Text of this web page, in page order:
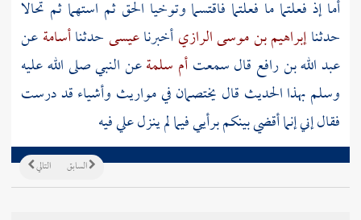
أما إذ فعلتما ما فعلتما فاقتسما وتوخيا الحق ثم استهما ثم تحالا
حدثناإبراهيم بن موسى الرازيأخبرناعيسىحدثناأسامةعن
عبد الله بن رافع قال سمعتأم سلمةعن النبي صلى الله عليه
وسلم بهذا الحديث قال يختصمان في مواريث وأشياء قد درست
فقال إني إنما أقضي بينكم برأيي فيما لم ينزل علي فيه
التالي السابق